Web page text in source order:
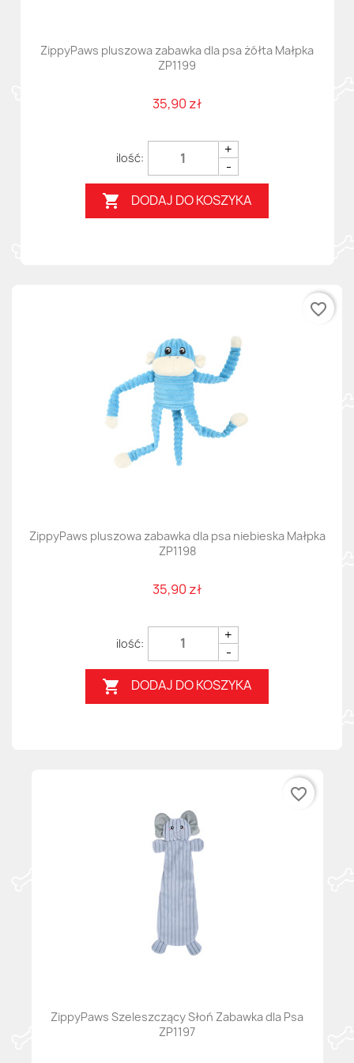
ZippyPaws pluszowa zabawka dla psa żółta Małpka
ZP1199
35,90 zł
+
-
 DODAJ DO KOSZYKA
ZippyPaws pluszowa zabawka dla psa niebieska Małpka
ZP1198
35,90 zł
+
-
 DODAJ DO KOSZYKA
favorite_border
ZippyPaws Szeleszczący Słoń Zabawka dla Psa
ZP1197
favorite_border